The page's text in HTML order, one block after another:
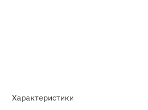
Характеристики